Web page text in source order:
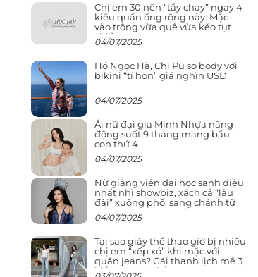
Chị em 30 nên “tẩy chay” ngay 4
kiểu quần ống rộng này: Mặc
vào trông vừa quê vừa kéo tụt
chiều cao
04/07/2025
Hồ Ngọc Hà, Chi Pu so body với
bikini “tí hon” giá nghìn USD
04/07/2025
Ái nữ đại gia Minh Nhựa năng
động suốt 9 tháng mang bầu
con thứ 4
04/07/2025
Nữ giảng viên đại học sành điệu
nhất nhì showbiz, xách cả “lâu
đài” xuống phố, sang chảnh từ
giảng đường ra phố khó ai đọ lại
04/07/2025
Tại sao giày thể thao giờ bị nhiều
chị em “xếp xó” khi mặc với
quần jeans? Gái thanh lịch mê 3
kiểu này hơn hẳn